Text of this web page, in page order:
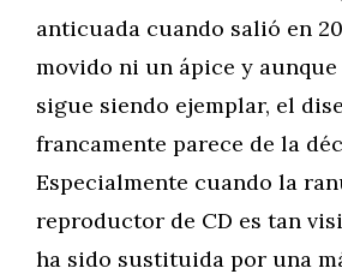
anticuada cuando salió en
movido ni un ápice y aunque
sigue siendo ejemplar, el
francamente parece de la
Especialmente cuando la
reproductor de CD es tan
ha sido sustituida por una